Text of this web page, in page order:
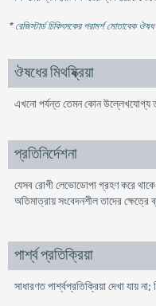
* রেজিস্টার্ড চিকিৎসকের পরামর্শ মোতাবেক
ঔষধের মিথষ্ক্রিয়া
এখনো পর্যন্ত তেমন কোন উল্লেখযোগ্য
প্রতিনির্দেশনা
যেসব রোগী লেভোডোপা গ্রহণ করে
অতিমাত্রায় সংবেদনশীল তাদের ক্ষেত্রে
পার্শ্ব প্রতিক্রিয়া
সাধারণত পার্শ্বপ্রতিক্রিয়া দেখা যায়